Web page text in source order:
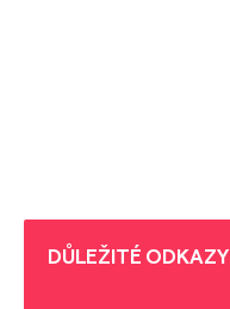
DŮLEŽITÉ ODKAZY